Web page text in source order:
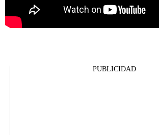
PUBLICIDAD